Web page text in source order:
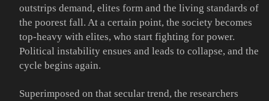
outstrips demand, elites form and the living standards of
the poorest fall. At a certain point, the society becomes
top-heavy with elites, who start fighting for power.
Political instability ensues and leads to collapse, and the
cycle begins again.
Superimposed on that secular trend, the researchers